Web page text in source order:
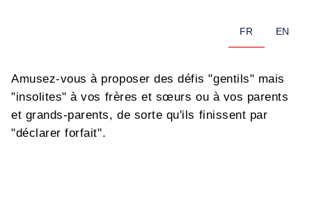
FR EN
Amusez-vous à proposer des défis "gentils" mais
"insolites" à vos frères et sœurs ou à vos parents
et grands-parents, de sorte qu'ils finissent par
"déclarer forfait".